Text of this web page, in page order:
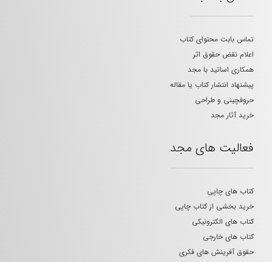
تماس بابت محتوای کتاب
اعلام نقض حقوق اثر
همکاری اساتید با مجد
پیشنهاد انتشار کتاب یا مقاله
حروفچینی و طراحی
خرید آثار مجد
فعالیت های مجد
کتاب های چاپی
خرید بخشی از کتاب چاپی
کتاب های الکترونیکی
کتاب های خارجی
حقوق آفرینش های فکری